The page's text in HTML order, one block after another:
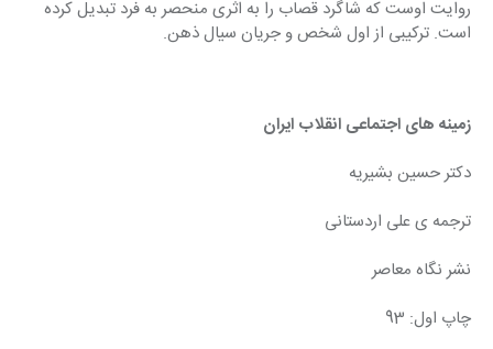
روایت اوست که شاگرد قصاب را به اثری منحصر به فرد تبدیل کرده
است. ترکیبی از اول شخص و جریان سیال ذهن.
زمینه های اجتماعی انقلاب ایران
دکتر حسین بشیریه
ترجمه ی علی اردستانی
نشر نگاه معاصر
چاپ اول: 93